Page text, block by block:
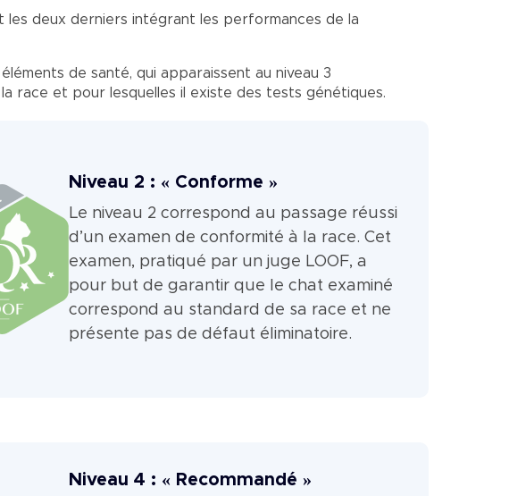
les deux derniers intégrant les performances de la
de santé, qui apparaissent au niveau 3
race et pour lesquelles il existe des tests génétiques.
Niveau 2 : « Conforme »
Le niveau 2 correspond au passage réussi
d’un examen de conformité à la race. Cet
examen, pratiqué par un juge LOOF, a
pour but de garantir que le chat examiné
correspond au standard de sa race et ne
présente pas de défaut éliminatoire.
Niveau 4 : « Recommandé »